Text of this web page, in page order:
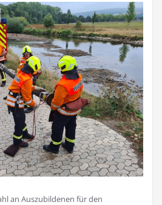
an Auszubildenen für den